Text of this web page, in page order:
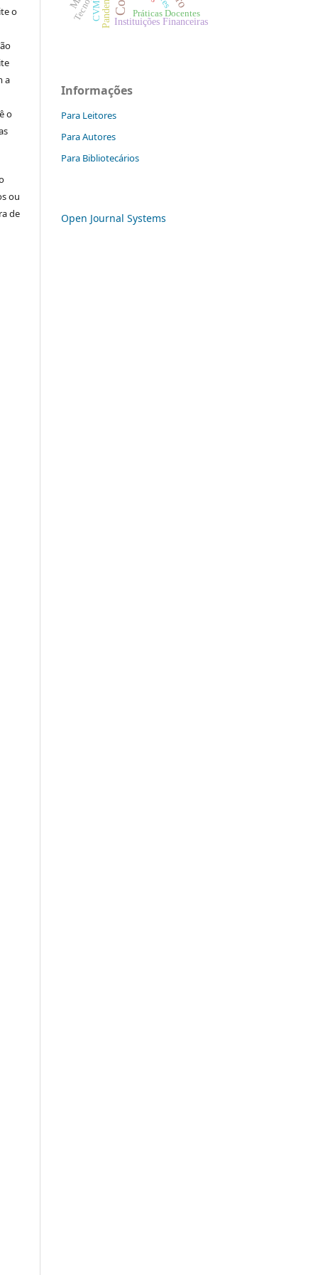
o
a
o
ou
de
Instituições Financeiras
Práticas Docentes
CVM
Informações
Para Leitores
Para Autores
Para Bibliotecários
Open Journal Systems